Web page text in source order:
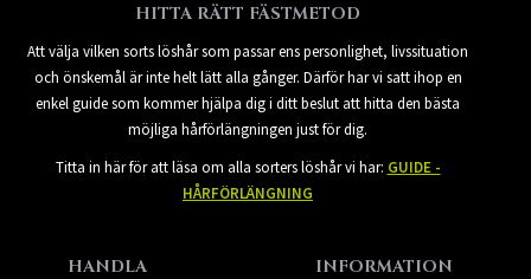
HITTA RÄTT FÄSTMETOD
Att välja vilken sorts löshår som passar ens personlighet, livssituation
och önskemål är inte helt lätt alla gånger. Därför har vi satt ihop en
enkel guide som kommer hjälpa dig i ditt beslut att hitta den bästa
möjliga hårförlängningen just för dig.
Titta in här för att läsa om alla sorters löshår vi har: GUIDE -
HÅRFÖRLÄNGNING
HANDLA INFORMATION